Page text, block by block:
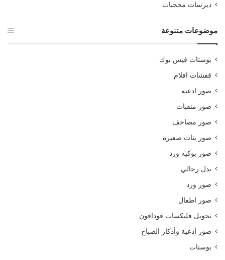
ديرسات محجبات
موضوعات متنوعة
بوستات فيس بوك
قفشات افلام
صور ادعيه
صور منقبات
صور مصاحف
صور بنات صغيره
صور بوكيه ورد
بدل رجالي
صور ورد
صور اطفال
تحويل فليكسات فودافون
صور أدعية وأذكار الصباح
بوستات